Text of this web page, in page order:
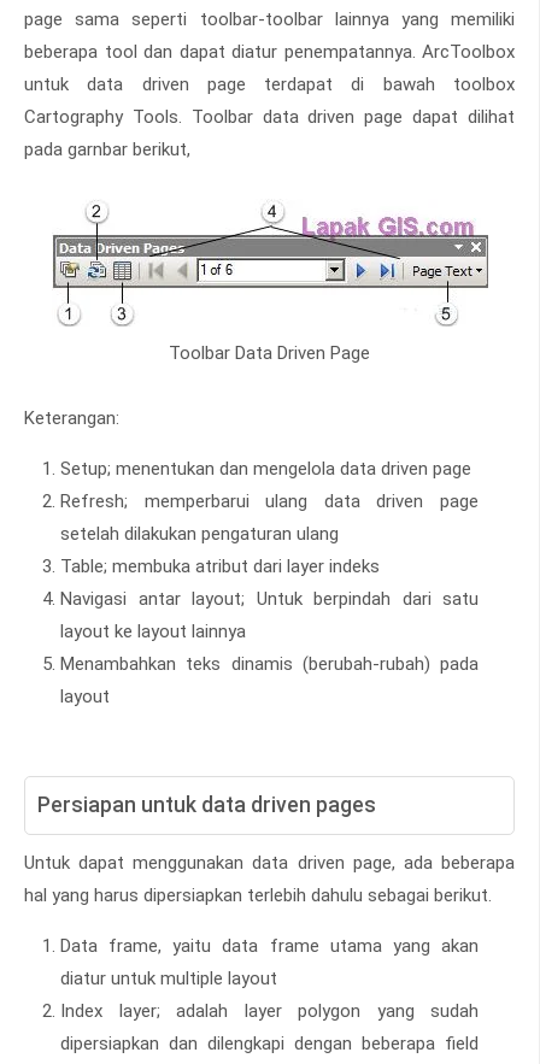
page sama seperti toolbar-toolbar lainnya yang memiliki
beberapa tool dan dapat diatur penempatannya. ArcToolbox
untuk data driven page terdapat di bawah toolbox
Cartography Tools. Toolbar data driven page dapat dilihat
pada garnbar berikut,
Toolbar Data Driven Page
Keterangan:
Setup; menentukan dan mengelola data driven page
Refresh; memperbarui ulang data driven page
setelah dilakukan pengaturan ulang
Table; membuka atribut dari layer indeks
Navigasi antar layout; Untuk berpindah dari satu
layout ke layout lainnya
Menambahkan teks dinamis (berubah-rubah) pada
layout
Persiapan untuk data driven pages
Untuk dapat menggunakan data driven page, ada beberapa
hal yang harus dipersiapkan terlebih dahulu sebagai berikut.
Data frame, yaitu data frame utama yang akan
diatur untuk multiple layout
Index layer; adalah layer polygon yang sudah
dipersiapkan dan dilengkapi dengan beberapa field